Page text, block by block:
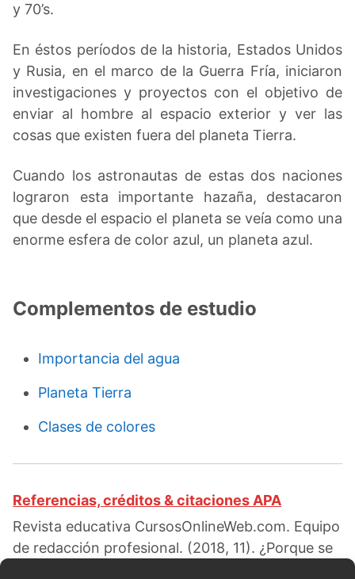
y 70’s.
En éstos períodos de la historia, Estados Unidos
y Rusia, en el marco de la Guerra Fría, iniciaron
investigaciones y proyectos con el objetivo de
enviar al hombre al espacio exterior y ver las
cosas que existen fuera del planeta Tierra.
Cuando los astronautas de estas dos naciones
lograron esta importante hazaña, destacaron
que desde el espacio el planeta se veía como una
enorme esfera de color azul, un planeta azul.
Complementos de estudio
Importancia del agua
Planeta Tierra
Clases de colores
Referencias, créditos & citaciones APA
Revista educativa CursosOnlineWeb.com. Equipo
de redacción profesional. (2018, 11). ¿Porque se